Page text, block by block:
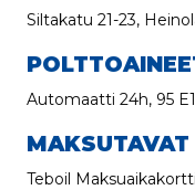
Siltakatu 21-23,
Automaatti 24h, 95
MAKSUTAVAT
Teboil